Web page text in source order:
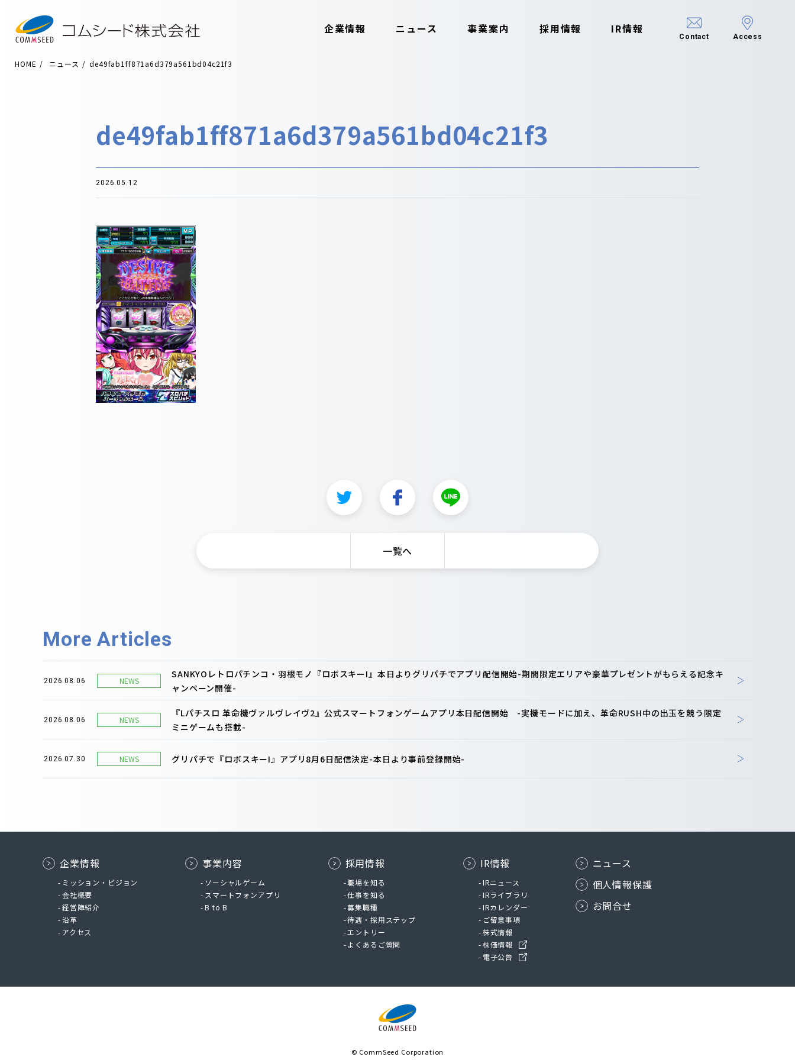
企業情報 ニュース 事業案内 採用情報 IR情報
Contact Access
HOME ニュース de49fab1ff871a6d379a561bd04c21f3
de49fab1ff871a6d379a561bd04c21f3
2026.05.12
一覧へ
More Articles
2026.08.06 NEWS
SANKYOレトロパチンコ・羽根モノ『ロボスキーI』本日よりグリパチでアプリ配信開始-期間限定エリアや豪華プレゼントがもらえる記念キ
ャンペーン開催-
2026.08.06 NEWS
『Lパチスロ 革命機ヴァルヴレイヴ2』公式スマートフォンゲームアプリ本日配信開始 -実機モードに加え、革命RUSH中の出玉を競う限定
ミニゲームも搭載-
2026.07.30 NEWS グリパチで『ロボスキーI』アプリ8月6日配信決定-本日より事前登録開始-
企業情報
ミッション・ビジョン
会社概要
経営陣紹介
沿革
アクセス
事業内容
ソーシャルゲーム
スマートフォンアプリ
B to B
採用情報
職場を知る
仕事を知る
募集職種
待遇・採用ステップ
エントリー
よくあるご質問
IR情報
IRニュース
IRライブラリ
IRカレンダー
ご留意事項
株式情報
株価情報
電子公告
ニュース
個人情報保護
お問合せ
© CommSeed Corporation